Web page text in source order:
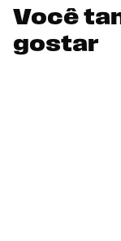
Você
gostar